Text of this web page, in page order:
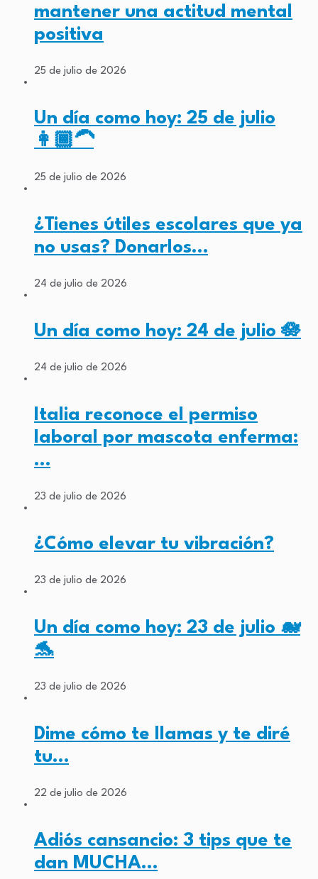
mantener una actitud mental
positiva
25 de julio de 2026
Un día como hoy: 25 de julio
👩🏾‍🦱
25 de julio de 2026
¿Tienes útiles escolares que ya
no usas? Donarlos…
24 de julio de 2026
Un día como hoy: 24 de julio 🪷
24 de julio de 2026
Italia reconoce el permiso
laboral por mascota enferma:
…
23 de julio de 2026
¿Cómo elevar tu vibración?
23 de julio de 2026
Un día como hoy: 23 de julio 🐋
🐬
23 de julio de 2026
Dime cómo te llamas y te diré
tu…
22 de julio de 2026
Adiós cansancio: 3 tips que te
dan MUCHA…